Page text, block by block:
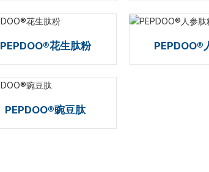
PEPDOO®花生肽粉 PEPDOO®
PEPDOO®豌豆肽